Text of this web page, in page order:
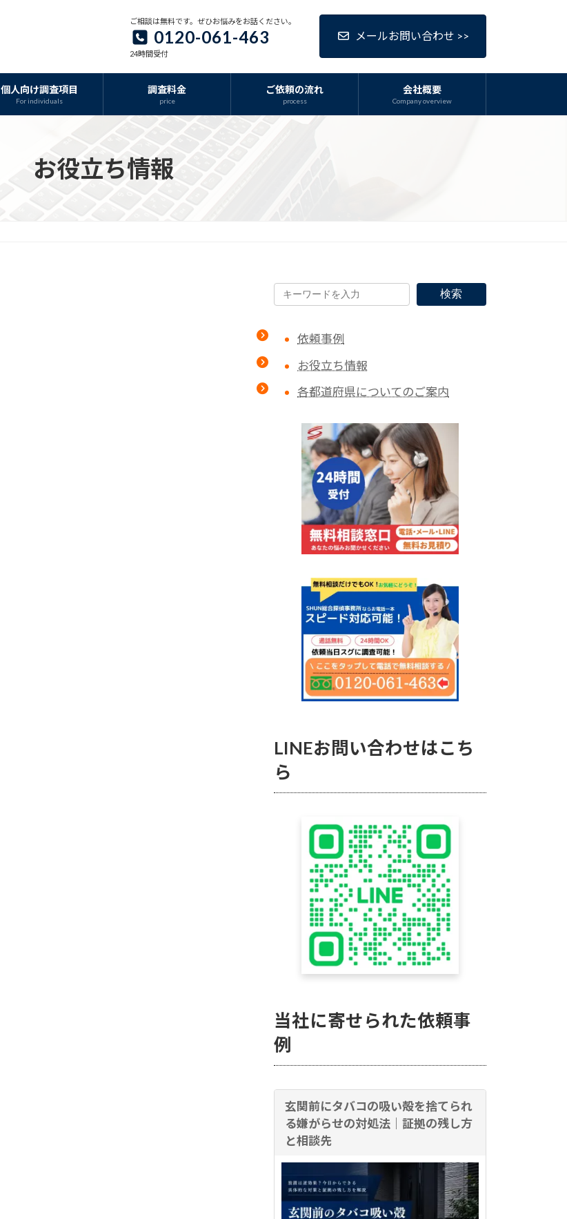
ご相談は無料です。ぜひお悩みをお話ください。
0120-061-463
24時間受付
メールお問い合わせ >>
個人向け調査項目
For individuals
調査料金
price
ご依頼の流れ
process
会社概要
Company overview
お役立ち情報
検索
依頼事例
お役立ち情報
各都道府県についてのご案内
LINEお問い合わせはこち
ら
当社に寄せられた依頼事
例
玄関前にタバコの吸い殻を捨てられ
る嫌がらせの対処法｜証拠の残し方
と相談先